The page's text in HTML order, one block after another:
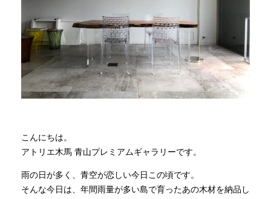
直営店
イベント
全商品一覧
こんにちは。
アトリエ木馬 青山プレミアムギャラリーです。
雨の日が多く、青空が恋しい今日この頃です。
そんな今日は、年間雨量が多い島で育ったあの木材を納品し